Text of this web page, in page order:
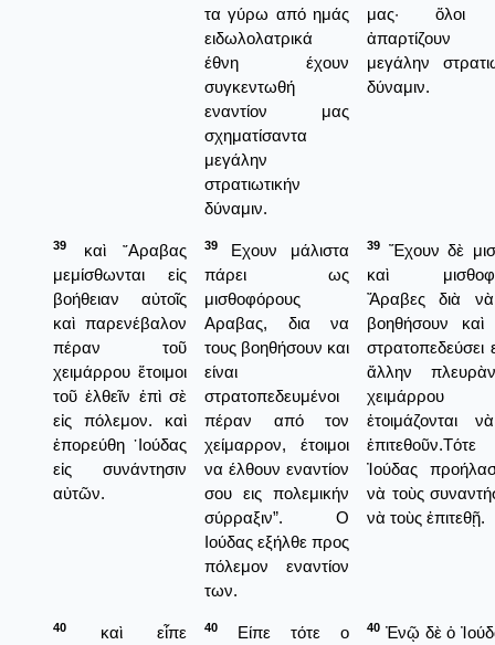
τα γύρω από ημάς
ειδωλολατρικά
έθνη έχουν
συγκεντωθή
εναντίον μας
σχηματίσαντα
μεγάλην
στρατιωτικήν
δύναμιν.
μας· ὅλοι
ἀπαρτίζουν
μεγάλην
δύναμιν.
39
καὶ ῎Αραβας
μεμίσθωνται εἰς
βοήθειαν αὐτοῖς
καὶ παρενέβαλον
πέραν τοῦ
χειμάρρου ἕτοιμοι
τοῦ ἐλθεῖν ἐπὶ σὲ
εἰς πόλεμον. καὶ
ἐπορεύθη ᾿Ιούδας
εἰς συνάντησιν
αὐτῶν.
39
Εχουν μάλιστα
πάρει ως
μισθοφόρους
Αραβας, δια να
τους βοηθήσουν και
είναι
στρατοπεδευμένοι
πέραν από τον
χείμαρρον, έτοιμοι
να έλθουν εναντίον
σου εις πολεμικήν
σύρραξιν”. Ο
Ιούδας εξήλθε προς
πόλεμον εναντίον
των.
39
Ἔχουν δὲ
καὶ
Ἄραβες διὰ
βοηθήσουν καὶ
στρατοπεδεύσει
ἄλλην
χειμάρρου
ἑτοιμάζονται
Ἰούδας
νὰ τοὺς
νὰ τοὺς ἐπιτεθῇ.
40
καὶ εἶπε
40
Είπε τότε ο
40 Ἐνῷ δὲ ὁ